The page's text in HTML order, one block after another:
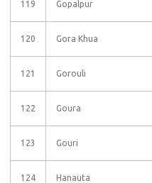
119 Gopalpur
120 Gora Khua
121 Gorouli
122 Goura
123 Gouri
124 Hanauta